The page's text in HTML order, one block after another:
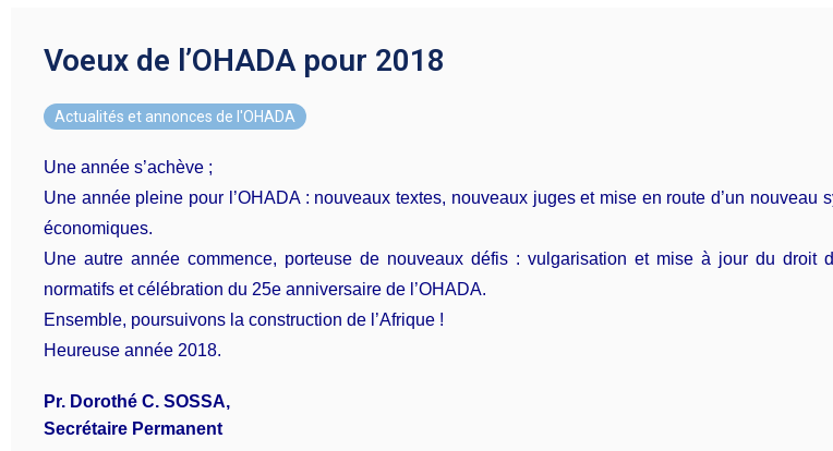
Voeux de l’OHADA pour 2018
Actualités et annonces de l'OHADA
Une année s’achève ;
Une année pleine pour l’OHADA : nouveaux textes, nouveaux juges et mise en route d’un nouveau
économiques.
Une autre année commence, porteuse de nouveaux défis : vulgarisation et mise à jour du droit
normatifs et célébration du 25e anniversaire de l’OHADA.
Ensemble, poursuivons la construction de l’Afrique !
Heureuse année 2018.
Pr. Dorothé C. SOSSA,
Secrétaire Permanent